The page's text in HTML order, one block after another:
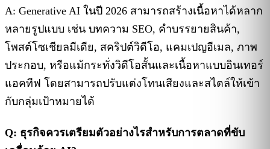
A: Generative AI ในปี 2026 สามารถสร้างเนื้อหาได้หลาก
หลายรูปแบบ เช่น บทความ SEO, คำบรรยายสินค้า,
โพสต์โซเชียลมีเดีย, สคริปต์วิดีโอ, แคมเปญอีเมล, ภาพ
ประกอบ, หรือแม้กระทั่งวิดีโอสั้นและเนื้อหาแบบอินเทอร์
แอคทีฟ โดยสามารถปรับแต่งโทนเสียงและสไตล์ให้เข้า
กับกลุ่มเป้าหมายได้
Q: ธุรกิจควรเตรียมตัวอย่างไรสำหรับการตลาดที่ขับ